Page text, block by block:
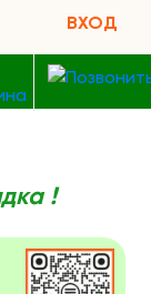
ВХОД
!